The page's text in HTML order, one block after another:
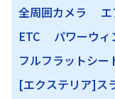
全周囲カメラ
ETC
パワーウィ
フルフラットシー
[エクステリア]ス